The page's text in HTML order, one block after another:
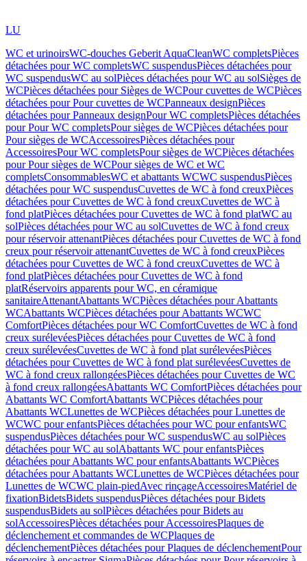
LU
WC et urinoirsWC-douches Geberit AquaCleanWC completsPièces
détachées pour WC completsWC suspendusPièces détachées pour
WC suspendusWC au solPièces détachées pour WC au solSièges de
WCPièces détachées pour Sièges de WCPour cuvettes de WCPièces
détachées pour Pour cuvettes de WCPanneaux designPièces
détachées pour Panneaux designPour WC completsPièces détachées
pour Pour WC completsPour sièges de WCPièces détachées pour
Pour sièges de WCAccessoiresPièces détachées pour
AccessoiresPour WC completsPour sièges de WCPièces détachées
pour Pour sièges de WCPour sièges de WC et WC
completsConsommablesWC et abattants WCWC suspendusPièces
détachées pour WC suspendusCuvettes de WC à fond creuxPièces
détachées pour Cuvettes de WC à fond creuxCuvettes de WC à
fond platPièces détachées pour Cuvettes de WC à fond platWC au
solPièces détachées pour WC au solCuvettes de WC à fond creux
pour réservoir attenantPièces détachées pour Cuvettes de WC à fond
creux pour réservoir attenantCuvettes de WC à fond creuxPièces
détachées pour Cuvettes de WC à fond creuxCuvettes de WC à
fond platPièces détachées pour Cuvettes de WC à fond
platRéservoirs apparents pour WC, en céramique
sanitaireAttenantAbattants WCPièces détachées pour Abattants
WCAbattants WCPièces détachées pour Abattants WCWC
ComfortPièces détachées pour WC ComfortCuvettes de WC à fond
creux surélevéesPièces détachées pour Cuvettes de WC à fond
creux surélevéesCuvettes de WC à fond plat surélevéesPièces
détachées pour Cuvettes de WC à fond plat surélevéesCuvettes de
WC à fond creux rallongéesPièces détachées pour Cuvettes de WC
à fond creux rallongéesAbattants WC ComfortPièces détachées pour
Abattants WC ComfortAbattants WCPièces détachées pour
Abattants WCLunettes de WCPièces détachées pour Lunettes de
WCWC pour enfantsPièces détachées pour WC pour enfantsWC
suspendusPièces détachées pour WC suspendusWC au solPièces
détachées pour WC au solAbattants WC pour enfantsPièces
détachées pour Abattants WC pour enfantsAbattants WCPièces
détachées pour Abattants WCLunettes de WCPièces détachées pour
Lunettes de WCWC plain-piedAvec rinçageAccessoiresMatériel de
fixationBidetsBidets suspendusPièces détachées pour Bidets
suspendusBidets au solPièces détachées pour Bidets au
solAccessoiresPièces détachées pour AccessoiresPlaques de
déclenchement et commandes de WCPlaques de
déclenchementPièces détachées pour Plaques de déclenchementPour